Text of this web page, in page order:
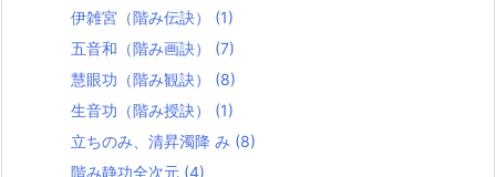
伊雑宮（階み伝訣） (1)
五音和（階み画訣） (7)
慧眼功（階み観訣） (8)
生音功（階み授訣） (1)
立ちのみ、清昇濁降 み (8)
階み静功全次元 (4)